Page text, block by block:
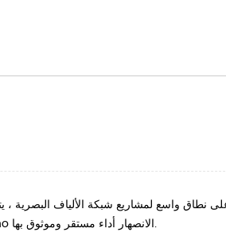
درجة حرارة منخفضة / عالية ، في ارتفاع منخفض / مرتفع إلخ. جميع أجهزة الربط shinho الانصهار أداء مستقر وموثوق بها.